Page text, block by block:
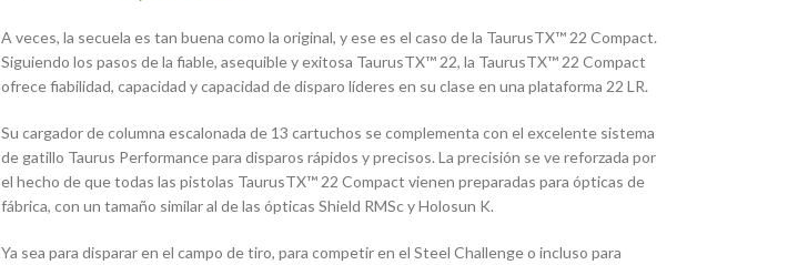
A veces, la secuela es tan buena como la original, y ese es el caso de la TaurusTX™ 22 Compact.
Siguiendo los pasos de la fiable, asequible y exitosa TaurusTX™ 22, la TaurusTX™ 22 Compact
ofrece fiabilidad, capacidad y capacidad de disparo líderes en su clase en una plataforma 22 LR.
Su cargador de columna escalonada de 13 cartuchos se complementa con el excelente sistema
de gatillo Taurus Performance para disparos rápidos y precisos. La precisión se ve reforzada por
el hecho de que todas las pistolas TaurusTX™ 22 Compact vienen preparadas para ópticas de
fábrica, con un tamaño similar al de las ópticas Shield RMSc y Holosun K.
Ya sea para disparar en el campo de tiro, para competir en el Steel Challenge o incluso para